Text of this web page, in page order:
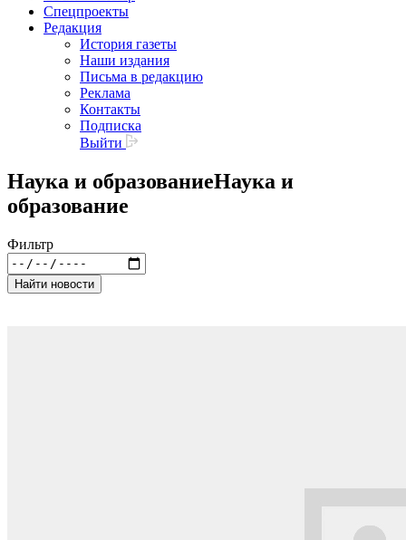
Спецпроекты
Редакция
История газеты
Наши издания
Письма в редакцию
Реклама
Контакты
Подписка
Выйти
Наука и образованиеНаука и
образование
Фильтр
Найти новости